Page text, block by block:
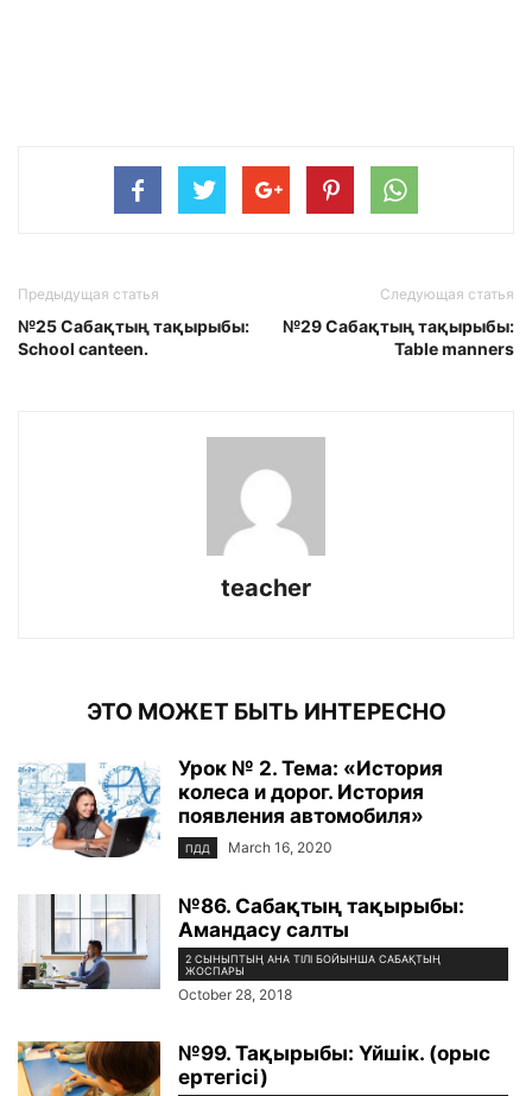
Предыдущая статья
№25 Сабақтың тақырыбы:
School canteen.
Следующая статья
№29 Сабақтың тақырыбы:
Table manners
teacher
ЭТО МОЖЕТ БЫТЬ ИНТЕРЕСНО
Урок № 2. Тема: «История
колеса и дорог. История
появления автомобиля»
ПДД March 16, 2020
№86. Сабақтың тақырыбы:
Амандасу салты
2 СЫНЫПТЫҢ АНА ТІЛІ БОЙЫНША САБАҚТЫҢ
ЖОСПАРЫ
October 28, 2018
№99. Тақырыбы: Үйшік. (орыс
ертегісі)